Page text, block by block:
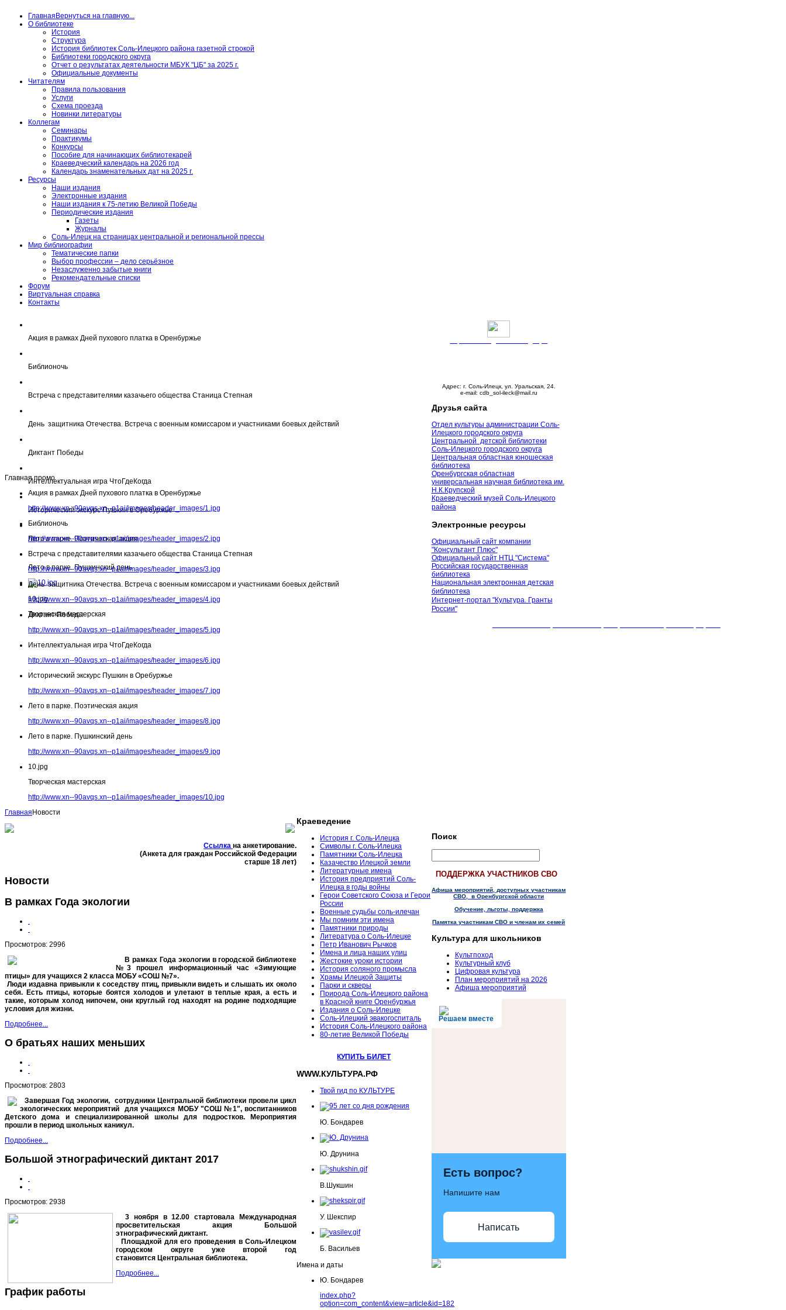
Главная Вернуться на главную...
О библиотеке
История
Структура
История библиотек Соль-Илецкого района газетной строкой
Библиотеки городского округа
Отчет о результатах деятельности МБУК "ЦБ" за 2025 г.
Официальные документы
Читателям
Правила пользования
Услуги
Схема проезда
Новинки литературы
Коллегам
Семинары
Практикумы
Конкурсы
Пособие для начинающих библиотекарей
Краеведческий календарь на 2026 год
Календарь знаменательных дат на 2025 г.
Ресурсы
Наши издания
Электронные издания
Наши издания к 75-летию Великой Победы
Периодические издания
Газеты
Журналы
Соль-Илецк на страницах центральной и региональной прессы
Мир библиографии
Тематические папки
Выбор профессии – дело серьёзное
Незаслуженно забытые книги
Рекомендательные списки
Форум
Виртуальная справка
Контакты
Акция в рамках Дней пухового платка в Оренбуржье
Библионочь
Встреча с представителями казачьего общества Станица Степная
День защитника Отечества. Встреча с военным комиссаром и участниками боевых действий
Диктант Победы
Интеллектуальная игра ЧтоГдеКогда
Исторический экскурс Пушкин в Оребуржье
Лето в парке. Поэтическая акция
Лето в парке. Пушкинский день
10.jpg
Творческая мастерская
Главная промо
Акция в рамках Дней пухового платка в Оренбуржье
http://www.xn--90avqs.xn--p1ai/images/header_images/1.jpg
Библионочь
http://www.xn--90avqs.xn--p1ai/images/header_images/2.jpg
Встреча с представителями казачьего общества Станица Степная
http://www.xn--90avqs.xn--p1ai/images/header_images/3.jpg
День защитника Отечества. Встреча с военным комиссаром и участниками боевых действий
http://www.xn--90avqs.xn--p1ai/images/header_images/4.jpg
Диктант Победы
http://www.xn--90avqs.xn--p1ai/images/header_images/5.jpg
Интеллектуальная игра ЧтоГдеКогда
http://www.xn--90avqs.xn--p1ai/images/header_images/6.jpg
Исторический экскурс Пушкин в Оребуржье
http://www.xn--90avqs.xn--p1ai/images/header_images/7.jpg
Лето в парке. Поэтическая акция
http://www.xn--90avqs.xn--p1ai/images/header_images/8.jpg
Лето в парке. Пушкинский день
http://www.xn--90avqs.xn--p1ai/images/header_images/9.jpg
10.jpg
Творческая мастерская
http://www.xn--90avqs.xn--p1ai/images/header_images/10.jpg
Адрес: г. Соль-Илецк, ул. Уральская, 24.
e-mail: cdb_sol-ileck@mail.ru
Главная Новости
Ссылкана анкетирование.
(Анкета для граждан Российской Федерации
старше 18 лет)
Новости
В рамках Года экологии
Просмотров: 2996
В рамках Года экологии в городской библиотеке
№3 прошел информационный час «Зимующие
птицы» для учащихся 2 класса МОБУ «СОШ №7».
Люди издавна привыкли к соседству птиц, привыкли видеть и слышать их около
себя. Есть птицы, которые боятся холодов и улетают в теплые края, а есть и
такие, которым холод нипочем, они круглый год находят на родине подходящие
условия для жизни.
Подробнее...
О братьях наших меньших
Просмотров: 2803
Завершая Год экологии, сотрудники Центральной библиотеки провели цикл
экологических мероприятий для учащихся МОБУ "СОШ №1", воспитанников
Детского дома испециализированной школы для подростков. Мероприятия
прошли в период школьных каникул.
Подробнее...
Большой этнографический диктант 2017
Просмотров: 2938
3 ноября в 12.00 стартовала Международная
просветительская акция Большой
этнографический диктант.
Площадкой для его проведения в Соль-Илецком
городском округе уже
второй год
cтановится Центральная библиотека.
Подробнее...
График работы
Краеведение
История г. Соль-Илецка
Символы г. Соль-Илецка
Памятники Соль-Илецка
Казачество Илецкой земли
Литературные имена
История предприятий Соль-
Илецка в годы войны
Герои Советского Союза и Герои
России
Военные судьбы соль-илечан
Мы помним эти имена
Памятники природы
Литература о Соль-Илецке
Петр Иванович Рычков
Имена и лица наших улиц
Жестокие уроки истории
История соляного промысла
Храмы Илецкой Защиты
Парки и скверы
Природа Соль-Илецкого района
в Красной книге Оренбуржья
Издания о Соль-Илецке
Соль-Илецкий эвакогоспиталь
История Соль-Илецкого района
80-летие Великой Победы
КУПИТЬ БИЛЕТ
WWW.КУЛЬТУРА.РФ
Твой гид по КУЛЬТУРЕ
Ю. Бондарев
Ю. Друнина
В.Шукшин
У. Шекспир
Б. Васильев
Имена и даты
Ю. Бондарев
index.php?
option=com_content&view=article&id=182
Поиск
ПОДДЕРЖКА УЧАСТНИКОВ СВО
Афиша мероприятий, доступных участникам
СВО,
в Оренбургской области
Обучение, льготы, поддержка
Памятка участникам СВО и членам их семей
Культура для школьников
Культпоход
Культурный клуб
Цифровая культура
План мероприятий на 2026
Афиша мероприятий
Решаем вместе
Есть вопрос?
Напишите нам
Написать
Друзья сайта
Отдел культуры администрации Соль-
Илецкого городского округа
Центральной детской библиотеки
Соль-Илецкого городского округа
Центральная областная юношеская
библиотека
Оренбургская областная
универсальная научная библиотека им.
Н.К.Крупской
Краеведческий музей Соль-Илецкого
района
Электронные ресурсы
Официальный сайт компании
"Консультант Плюс"
Официальный сайт НТЦ "Система"
Российская государственная
библиотека
Национальная электронная детская
библиотека
Интернет-портал "Культура. Гранты
России"